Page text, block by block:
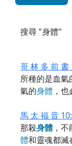
搜尋 "身體"
哥 林 多 前 書
所種的是血氣
氣的身體 ，
馬 太 福 音
那殺身體 ，
體和靈魂都滅